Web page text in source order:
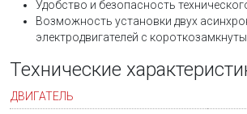
Удобство и безопасность
Возможность установки двух
электродвигателей с
Технические
ДВИГАТЕЛЬ